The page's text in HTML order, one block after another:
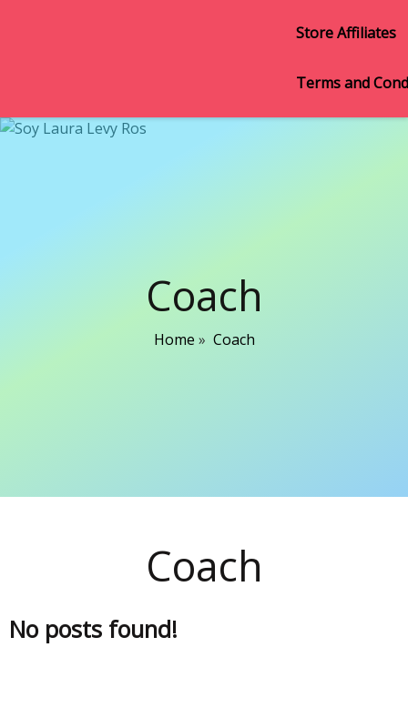
Store Affiliates
Terms and
Coach
Home » Coach
Coach
No posts found!